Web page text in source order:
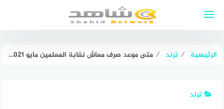
الرئيسية ⁄ ترند ⁄ متى موعد صرف معاش نقابة المعلمين مايو 2021
ترند